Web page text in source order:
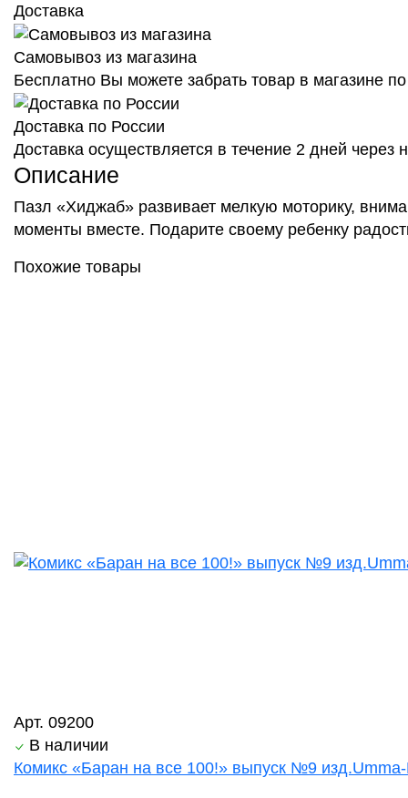
Доставка
Самовывоз из магазина
Бесплатно Вы можете забрать товар в магазине
Доставка по России
Доставка осуществляется в течение 2 дней
Описание
Пазл «Хиджаб» развивает мелкую моторику,
моменты вместе. Подарите своему ребенку
Похожие товары
Арт. 09200
В наличии
Комикс «Баран на все 100!» выпуск №9